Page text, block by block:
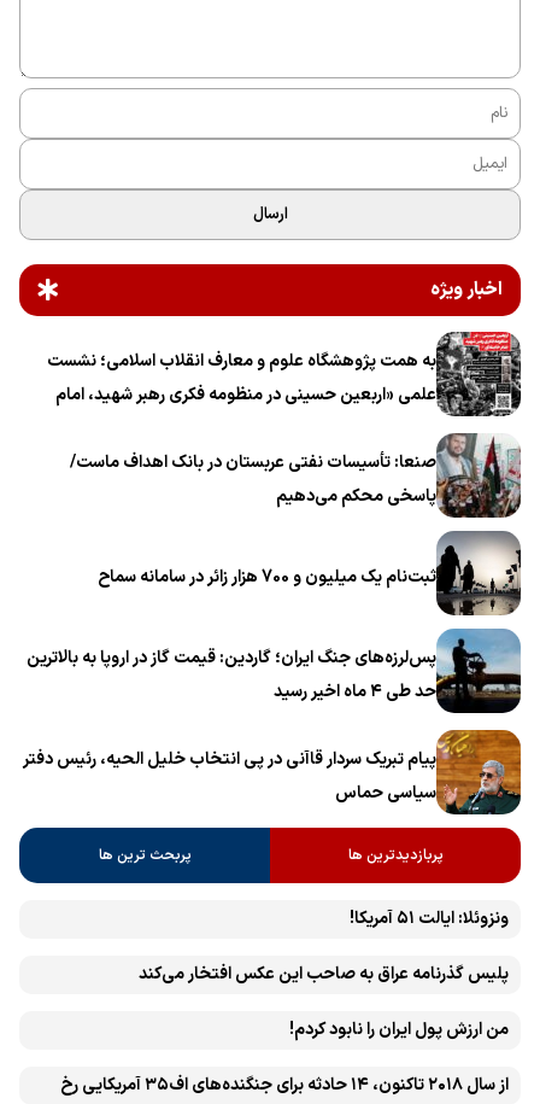
ارسال
اخبار ویژه
به همت پژوهشگاه علوم و معارف انقلاب اسلامی؛ نشست
علمی «اربعین حسینی در منظومه فکری رهبر شهید، امام
صنعا: تأسیسات نفتی عربستان در بانک اهداف ماست/
پاسخی محکم می‌دهیم
ثبت‌نام یک میلیون و 700 هزار زائر در سامانه سماح ‌
پس‌لرزه‌های جنگ ایران؛ گاردین: قیمت گاز در اروپا به بالاترین
حد طی ۴ ماه اخیر رسید
پیام تبریک سردار قاآنی در پی انتخاب خلیل الحیه، رئیس دفتر
سیاسی حماس
پربازدیدترین ها پربحث ترین ها
ونزوئلا: ایالت ۵۱ آمریکا!
پلیس گذرنامه عراق به صاحب این عکس افتخار می‌کند
من ارزش پول ایران را نابود کردم!
از سال ۲۰۱۸ تاکنون، ۱۴ حادثه برای جنگنده‌های اف۳۵ آمریکایی رخ